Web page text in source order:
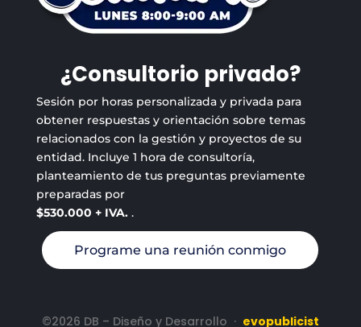
¿Consultorio privado?
Sesión por horas personalizada y privada para
obtener respuestas y orientación sobre temas
relacionados con la gestión y proyectos de su
entidad. Incluye 1 hora de consultoría,
planteamiento de tus preguntas previamente
preparadas por
$530.000 + IVA. .
Programe una reunión conmigo
©2026 DB – Diseño y Desarrollo · evopublicist